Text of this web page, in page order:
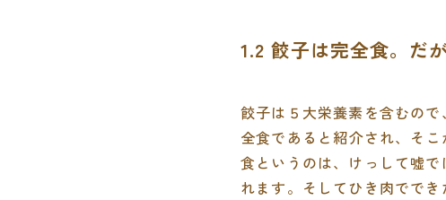
1.2 餃子は完全食。だ
餃子は５大栄養素を含むの
全食であると紹介され、そ
食というのは、けっして嘘
れます。そしてひき肉でで